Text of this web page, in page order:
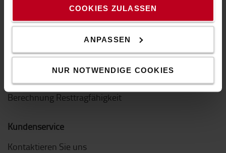
COOKIES ZULASSEN
ANPASSEN
NUR NOTWENDIGE COOKIES
Tipps & Infos
Räder & Rollen-Leitfaden
Berechnung Resttragfähigkeit
Kundenservice
Kontaktieren Sie uns